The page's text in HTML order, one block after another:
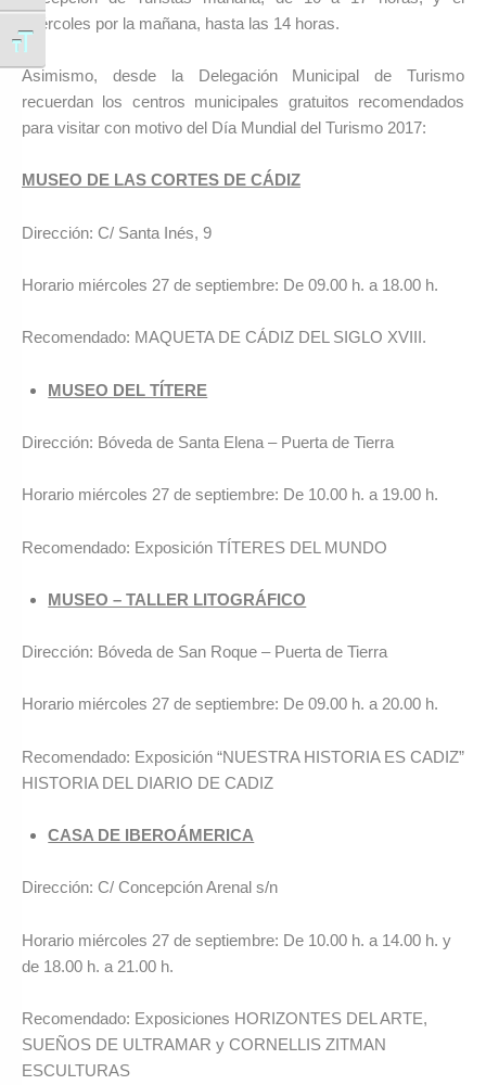
Alternar tamaño de letra
miércoles por la mañana, hasta las 14 horas.
Asimismo, desde la Delegación Municipal de Turismo
recuerdan los centros municipales gratuitos recomendados
para visitar con motivo del Día Mundial del Turismo 2017:
MUSEO DE LAS CORTES DE CÁDIZ
Dirección: C/ Santa Inés, 9
Horario miércoles 27 de septiembre: De 09.00 h. a 18.00 h.
Recomendado: MAQUETA DE CÁDIZ DEL SIGLO XVIII.
MUSEO DEL TÍTERE
Dirección: Bóveda de Santa Elena – Puerta de Tierra
Horario miércoles 27 de septiembre: De 10.00 h. a 19.00 h.
Recomendado: Exposición TÍTERES DEL MUNDO
MUSEO – TALLER LITOGRÁFICO
Dirección: Bóveda de San Roque – Puerta de Tierra
Horario miércoles 27 de septiembre: De 09.00 h. a 20.00 h.
Recomendado: Exposición “NUESTRA HISTORIA ES CADIZ”
HISTORIA DEL DIARIO DE CADIZ
CASA DE IBEROÁMERICA
Dirección: C/ Concepción Arenal s/n
Horario miércoles 27 de septiembre: De 10.00 h. a 14.00 h. y
de 18.00 h. a 21.00 h.
Recomendado: Exposiciones HORIZONTES DEL ARTE,
SUEÑOS DE ULTRAMAR y CORNELLIS ZITMAN
ESCULTURAS